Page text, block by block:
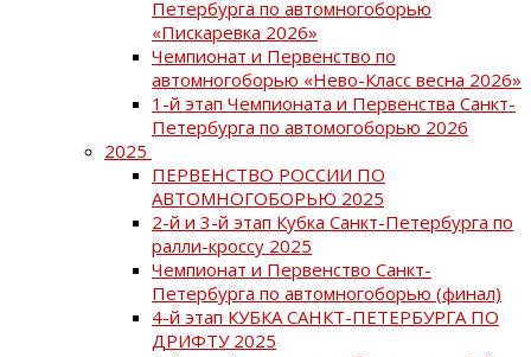
Петербурга по автомногоборью
«Пискаревка 2026»
Чемпионат и Первенство по
автомногоборью «Нево-Класс весна 2026»
1-й этап Чемпионата и Первенства Санкт-
Петербурга по автомогоборью 2026
2025
ПЕРВЕНСТВО РОССИИ ПО
АВТОМНОГОБОРЬЮ 2025
2-й и 3-й этап Кубка Санкт-Петербурга по
ралли-кроссу 2025
Чемпионат и Первенство Санкт-
Петербурга по автомногоборью (финал)
4-й этап КУБКА САНКТ-ПЕТЕРБУРГА ПО
ДРИФТУ 2025